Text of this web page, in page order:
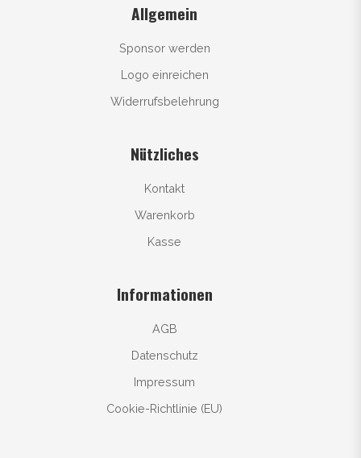
Allgemein
Sponsor werden
Logo einreichen
Widerrufsbelehrung
Nützliches
Kontakt
Warenkorb
Kasse
Informationen
AGB
Datenschutz
Impressum
Cookie-Richtlinie (EU)